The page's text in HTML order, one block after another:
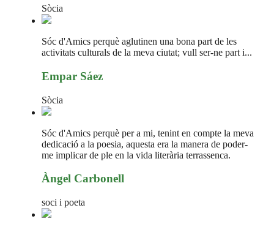
Sòcia
Sóc d'Amics perquè aglutinen una bona part de les
activitats culturals de la meva ciutat; vull ser-ne part i...
Empar Sáez
Sòcia
Sóc d'Amics perquè per a mi, tenint en compte la meva
dedicació a la poesia, aquesta era la manera de poder-
me implicar de ple en la vida literària terrassenca.
Àngel Carbonell
soci i poeta